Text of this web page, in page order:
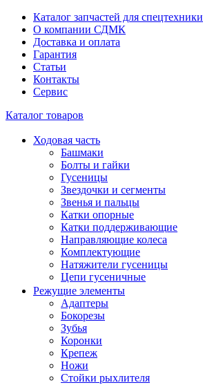
Каталог запчастей для спецтехники
О компании СДМК
Доставка и оплата
Гарантия
Статьи
Контакты
Сервис
Каталог товаров
Ходовая часть
Башмаки
Болты и гайки
Гусеницы
Звездочки и сегменты
Звенья и пальцы
Катки опорные
Катки поддерживающие
Направляющие колеса
Комплектующие
Натяжители гусеницы
Цепи гусеничные
Режущие элементы
Адаптеры
Бокорезы
Зубья
Коронки
Крепеж
Ножи
Стойки рыхлителя